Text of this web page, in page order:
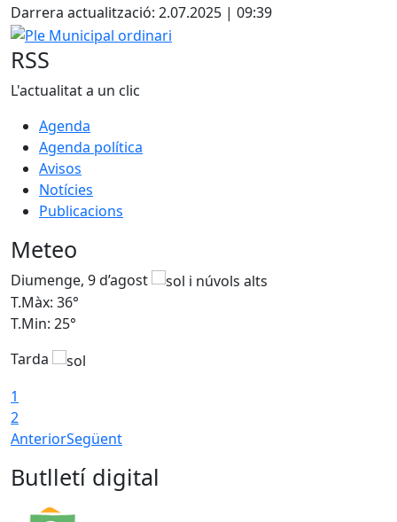
Darrera actualització: 2.07.2025 | 09:39
Ple Municipal ordinari
RSS
L'actualitat a un clic
Agenda
Agenda política
Avisos
Notícies
Publicacions
Meteo
Diumenge, 9 d’agost
T.Màx: 36°
T.Min: 25°
Tarda
1
2
AnteriorSegüent
Butlletí digital